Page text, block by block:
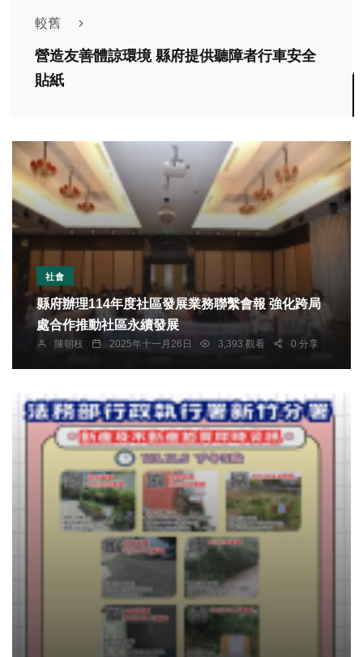
較舊
營造友善體諒環境 縣府提供聽障者行車安全
貼紙
社會
縣府辦理114年度社區發展業務聯繫會報 強化跨局
處合作推動社區永續發展
陳朝枝 2025年十一月26日 3,393 觀看 0 分享